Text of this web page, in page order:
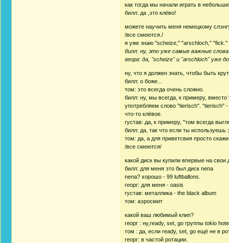
как тогда мы начали играть в
билл: да ,это клёво!
можете научить меня немецкому
/все смеются./
я уже знаю "scheize," "arschloch," "fick."
билл: ну, это уже самые важные
георг: да, "scheize" и "arschloch" уже
ну, что я должен знать, чтобы быть
билл: о боже...
том: это всегда очень сложно.
билл: ну, мы всегда, к примеру, вместо
употребляем слово "tierisch". "tierisch"
что-то клёвое.
густав: да, к примеру, "том всегда
билл: да, так что если ты
том: да, а для приветсвия просто
/все смеются/
какой диск вы купили впервые на свои
билл: для меня это был диск nena
nena? хорошо - 99 luftballons.
георг: для меня - oasis
густав: металлика - the black album
том: аэросмит
какой ваш любимый клип?
георг : ну,ready, set, go группы tokio
том : да, если ready, set, go ещё не в
георг: в частой ротации.